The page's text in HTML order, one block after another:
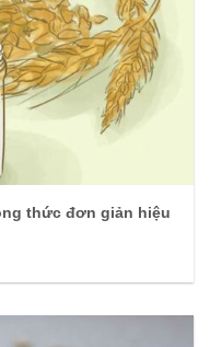
thức đơn giản hiệu